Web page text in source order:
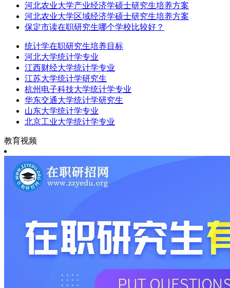
河北农业大学产业经济学硕士研究生培养方案
河北农业大学区域经济学硕士研究生培养方案
保定市读在职研究生哪个学校比较好？
统计学在职研究生培养目标
河北大学统计学专业
江西财经大学统计学专业
江苏大学统计学研究生
杭州电子科技大学统计学专业
华东交通大学统计学研究生
山东大学统计学专业
北京工业大学统计学专业
教育视频